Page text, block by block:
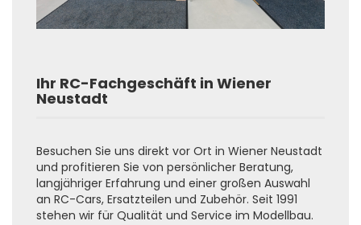
Ihr RC-Fachgeschäft in Wiener
Neustadt
Besuchen Sie uns direkt vor Ort in Wiener Neustadt
und profitieren Sie von persönlicher Beratung,
langjähriger Erfahrung und einer großen Auswahl
an RC-Cars, Ersatzteilen und Zubehör. Seit 1991
stehen wir für Qualität und Service im Modellbau.